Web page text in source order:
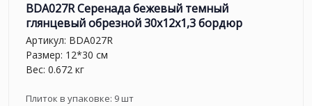
BDA027R Серенада бежевый темный
глянцевый обрезной 30x12x1,3 бордюр
Артикул: BDA027R
Размер: 12*30 см
Вес: 0.672 кг
Плиток в упаковке: 9шт